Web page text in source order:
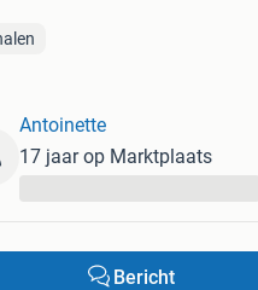
Antoinette
17 jaar op Marktplaats
Bericht